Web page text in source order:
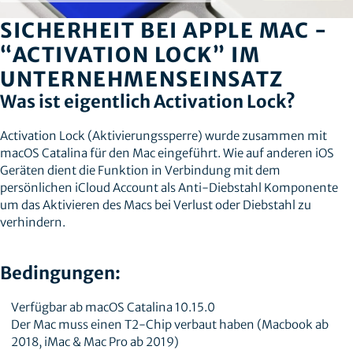
SICHERHEIT BEI APPLE MAC -
“ACTIVATION LOCK” IM
UNTERNEHMENSEINSATZ
Was ist eigentlich Activation Lock?
Activation Lock (Aktivierungssperre) wurde zusammen mit
macOS Catalina für den Mac eingeführt. Wie auf anderen iOS
Geräten dient die Funktion in Verbindung mit dem
persönlichen iCloud Account als Anti-Diebstahl Komponente
um das Aktivieren des Macs bei Verlust oder Diebstahl zu
verhindern.
Bedingungen:
Verfügbar ab macOS Catalina 10.15.0
Der Mac muss einen T2-Chip verbaut haben (Macbook ab
2018, iMac & Mac Pro ab 2019)